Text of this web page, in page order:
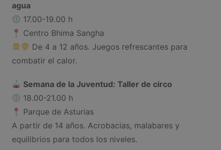
agua
17.00-19.00 h
Centro Bhima Sangha
De 4 a 12 años. Juegos refrescantes para
combatir el calor.
Semana de la Juventud: Taller de circo
18.00-21.00 h
Parque de Asturias
A partir de 14 años. Acrobacias, malabares y
equilibrios para todos los niveles.